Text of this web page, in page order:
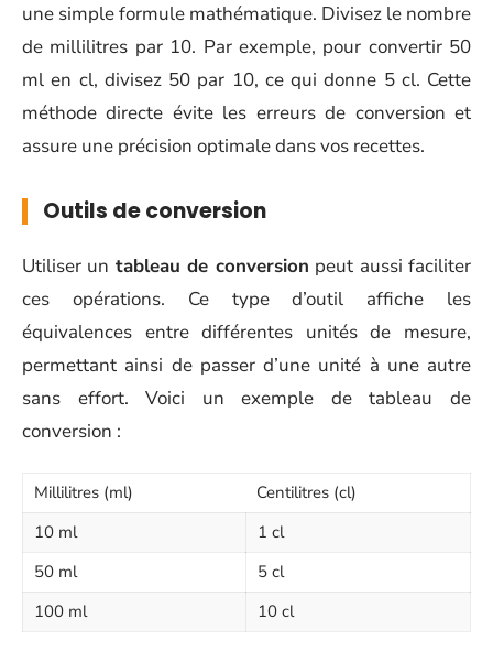
une simple formule mathématique. Divisez le nombre
de millilitres par 10. Par exemple, pour convertir 50
ml en cl, divisez 50 par 10, ce qui donne 5 cl. Cette
méthode directe évite les erreurs de conversion et
assure une précision optimale dans vos recettes.
Outils de conversion
Utiliser un tableau de conversion peut aussi faciliter
ces opérations. Ce type d’outil affiche les
équivalences entre différentes unités de mesure,
permettant ainsi de passer d’une unité à une autre
sans effort. Voici un exemple de tableau de
conversion :
Millilitres (ml)
Centilitres (cl)
10 ml
1 cl
50 ml
5 cl
100 ml
10 cl